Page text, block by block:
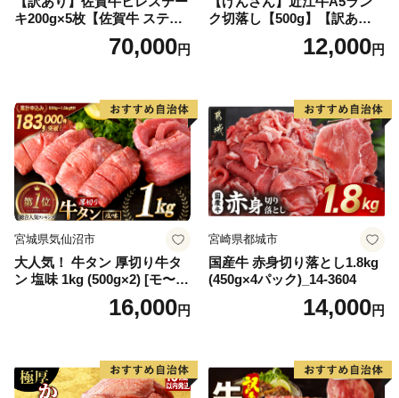
キ200g×5枚【佐賀牛 ステー
キ ブランド肉 ヒレ肉 フィレ
肉 ジューシー ヘルシー】(H0
70,000円
ク切落し【500g】【訳あり】
12,000円
宮城県気仙沼市
大人気！ 牛タン 厚切り牛タ
ン 塩味 1kg (500g×2) [モ〜ラ
ンド 宮城県 気仙沼市 205646
60] 肉 牛肉 精肉 牛たん 牛タ
厚切り タン
16,000円
宮崎県都城市
国産牛 赤身切り落とし1.8kg
(450g×4パック)_14-3604
14,000円